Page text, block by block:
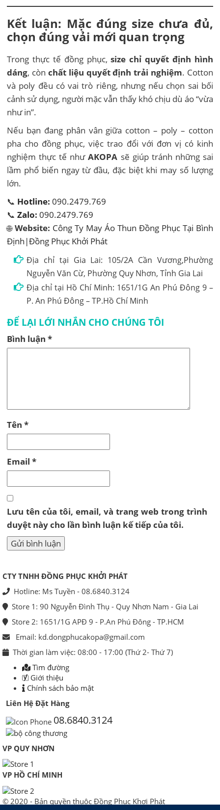
Kết luận: Mặc đúng size chưa đủ,
chọn đúng vải mới quan trọng
Trong thực tế đồng phục,size chỉ quyết định hình
dáng, còn chất liệu quyết định trải nghiệm. Cotton
và poly đều có vai trò riêng, nhưng nếu chọn sai bối
cảnh sử dụng, người mặc vẫn thấy khó chịu dù áo “vừa
như in”.
Nếu bạn đang phân vân giữa cotton – poly – cotton
pha cho đồng phục, việc trao đổi với đơn vị có kinh
nghiệm thực tế nhưAKOPA sẽ giúp tránh những sai
lầm phổ biến ngay từ đầu, đặc biệt khi may số lượng
lớn.
📞 Hotline: 090.2479.769
📞Zalo: 090.2479.769
🌐Website: Công Ty May Áo Thun Đồng Phục Tại Bình
Định|Đồng Phục Khởi Phát
Địa chỉ tại Gia Lai: 105/2A Cần Vương,Phường
Nguyễn Văn Cừ, Phường Quy Nhơn, Tỉnh Gia Lai
Địa chỉ tại Hồ Chí Minh: 1651/1G An Phú Đông 9 –
P. An Phú Đông – TP.Hồ Chí Minh
ĐỂ LẠI LỚI NHẮN CHO CHÚNG TÔI
Bình luận*
Tên*
Email*
Lưu tên của tôi, email, và trang web trong trình
duyệt này cho lần bình luận kế tiếp của tôi.
CTY TNHH ĐỒNG PHỤC KHỞI PHÁT
Hotline: Ms Tuyền - 08.6840.3124
Store 1: 90 Nguyễn Đình Thụ - Quy Nhơn Nam - Gia Lai
Store 2: 1651/1G APĐ 9 - P.An Phú Đông - TP.HCM
Email: kd.dongphucakopa@gmail.com
Thời gian làm việc: 08:00 - 17:00 (Thứ 2- Thứ 7)
Tìm đường
Giới thiệu
Chính sách bảo mật
Liên Hệ Đặt Hàng
08.6840.3124
VP QUY NHƠN
VP HỒ CHÍ MINH
© 2020 - Bản quyền thuộc Đồng Phục Khơi Phát